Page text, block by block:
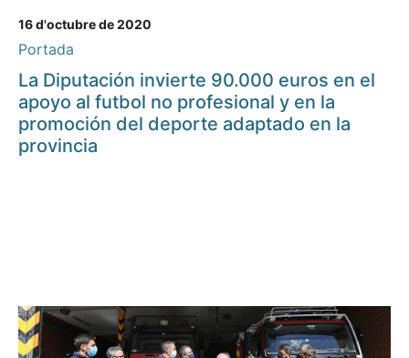
16 d'octubre de 2020
Portada
La Diputación invierte 90.000 euros en el
apoyo al futbol no profesional y en la
promoción del deporte adaptado en la
provincia